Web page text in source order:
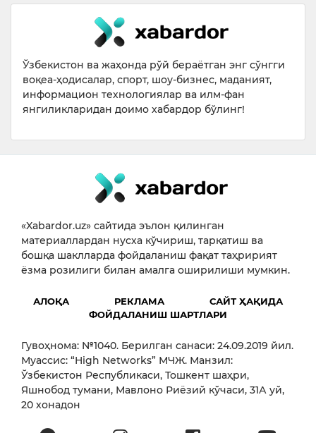
Ўзбекистон ва жаҳонда рўй бераётган энг сўнгги
воқеа-ҳодисалар, спорт, шоу-бизнес, маданият,
информацион технологиялар ва илм-фан
янгиликларидан доимо хабардор бўлинг!
«Xabardor.uz» сайтида эълон қилинган
материаллардан нусха кўчириш, тарқатиш ва
бошқа шаклларда фойдаланиш фақат таҳририят
ёзма розилиги билан амалга оширилиши мумкин.
АЛОҚА РЕКЛАМА
САЙТ ҲАҚИДА
ФОЙДАЛАНИШ ШАРТЛАРИ
Гувоҳнома: №1040. Берилган санаси: 24.09.2019 йил.
Муассис: “High Networks” МЧЖ. Манзил:
Ўзбекистон Республикаси, Тошкент шаҳри,
Яшнобод тумани, Мавлоно Риёзий кўчаси, 31А уй,
20 хонадон